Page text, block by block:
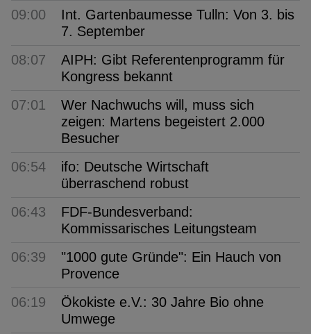
09:00
Int. Gartenbaumesse Tulln: Von 3. bis
7. September
08:07
AIPH: Gibt Referentenprogramm für
Kongress bekannt
07:01
Wer Nachwuchs will, muss sich
zeigen: Martens begeistert 2.000
Besucher
06:54
ifo: Deutsche Wirtschaft
überraschend robust
06:43
FDF-Bundesverband:
Kommissarisches Leitungsteam
06:39
"1000 gute Gründe": Ein Hauch von
Provence
06:19
Ökokiste e.V.: 30 Jahre Bio ohne
Umwege